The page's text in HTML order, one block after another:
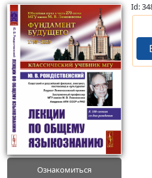
Ознакомиться
Id: